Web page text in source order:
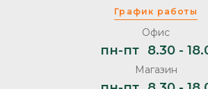
График работы
Офис
пн-пт 8.30 -
Магазин